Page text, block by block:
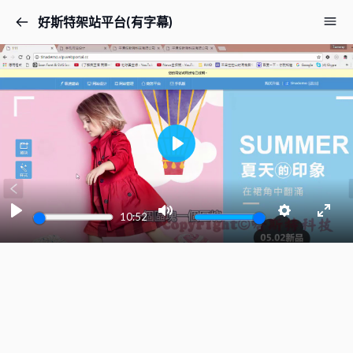
好斯特架站平台(有字幕)
PLAY
10:52
MUTE SETTINGS
PLAY